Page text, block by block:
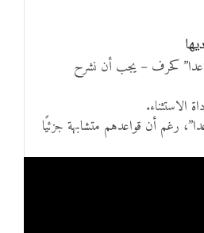
كحرف – يجب أن نشرح
الاستثناء.
رغم أن قواعدهم متشابهة جزئيًا